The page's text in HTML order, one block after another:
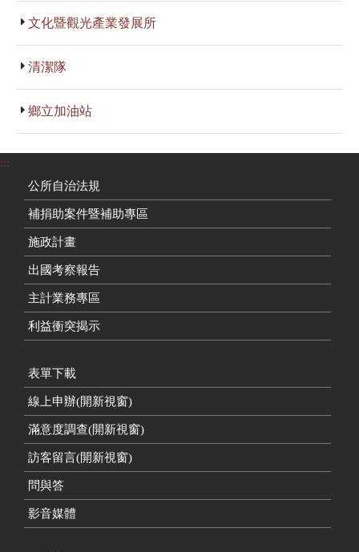
文化暨觀光產業發展所
清潔隊
鄉立加油站
:::
公所自治法規
補捐助案件暨補助專區
施政計畫
出國考察報告
主計業務專區
利益衝突揭示
表單下載
線上申辦(開新視窗)
滿意度調查(開新視窗)
訪客留言(開新視窗)
問與答
影音媒體